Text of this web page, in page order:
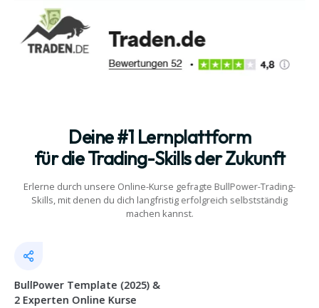
Deine #1 Lernplattform
für die Trading-Skills der Zukunft
Erlerne durch unsere Online-Kurse gefragte BullPower-Trading-
Skills, mit denen du dich langfristig erfolgreich selbstständig
machen kannst.
BullPower Template (2025) &
2 Experten Online Kurse